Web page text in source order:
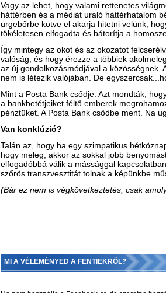
Vagy az lehet, hogy valami rettenetes
háttérben és a médiát uraló háttérhatalom
ürgebőrbe kötve el akarja hitetni velünk,
tökéletesen elfogadta és bátorítja a
Így mintegy az okot és az okozatot
valóság, és hogy érezze a többiek
az új gondolkozásmódjával a közösségnek.
nem is létezik valójában. De
Mint a Posta Bank csődje. Azt mondták,
a bankbetétjeiket féltő emberek
pénztüket. A Posta Bank csődbe ment. Na
Van konklúzió?
Talán az, hogy ha egy szimpatikus
hogy meleg, akkor az sokkal jobb
elfogadóbbá válik a mássággal
szőrös transzvesztitát tolnak a képünkbe
(Bár ez nem is végkövetkeztetés, csak
MI A VÉLEMÉNYED A FENTIEKRŐL?